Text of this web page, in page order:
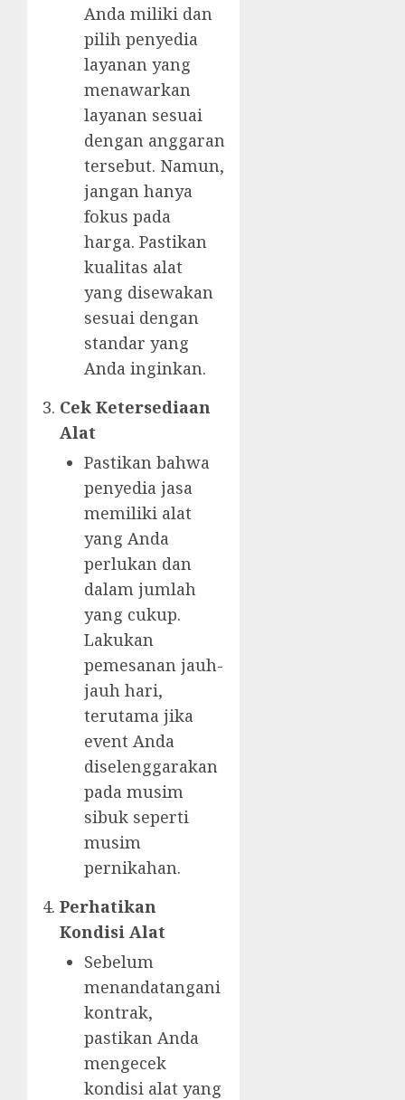
Anda miliki dan
pilih penyedia
layanan yang
menawarkan
layanan sesuai
dengan anggaran
tersebut. Namun,
jangan hanya
fokus pada
harga. Pastikan
kualitas alat
yang disewakan
sesuai dengan
standar yang
Anda inginkan.
Cek Ketersediaan
Alat
Pastikan bahwa
penyedia jasa
memiliki alat
yang Anda
perlukan dan
dalam jumlah
yang cukup.
Lakukan
pemesanan jauh-
jauh hari,
terutama jika
event Anda
diselenggarakan
pada musim
sibuk seperti
musim
pernikahan.
Perhatikan
Kondisi Alat
Sebelum
menandatangani
kontrak,
pastikan Anda
mengecek
kondisi alat yang